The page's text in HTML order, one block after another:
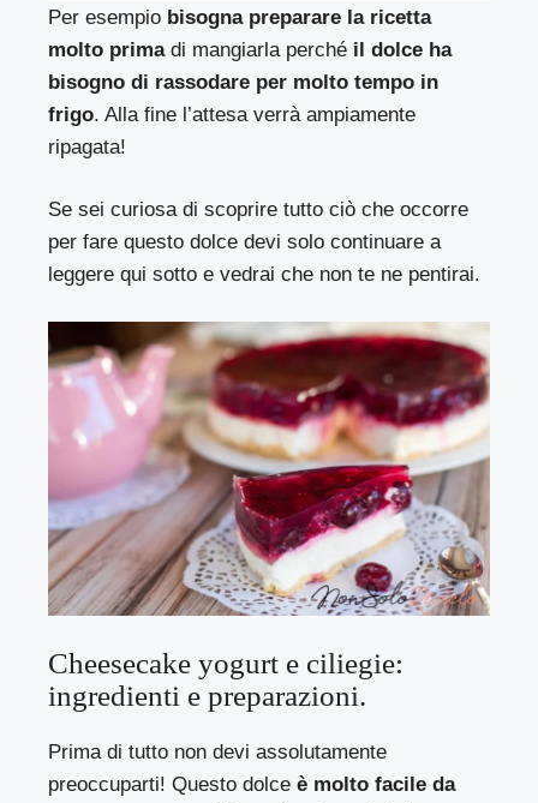
Per esempio bisogna preparare la ricetta
molto primadi mangiarla perché il dolce ha
bisogno di rassodare per molto tempo in
frigo. Alla fine l’attesa verrà ampiamente
ripagata!
Se sei curiosa di scoprire tutto ciò che occorre
per fare questo dolce devi solo continuare a
leggere qui sotto e vedrai che non te ne pentirai.
Cheesecake yogurt e ciliegie:
ingredienti e preparazioni.
Prima di tutto non devi assolutamente
preoccuparti! Questo dolce è molto facile da